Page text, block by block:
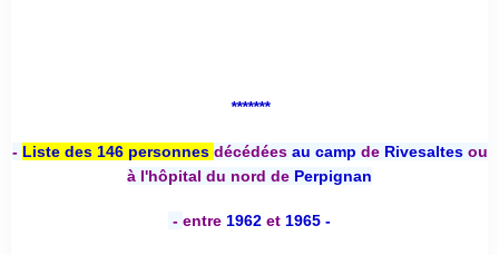
*******
- Liste des 146 personnes décédées au camp deRivesaltesou
à l'hôpital du nord de Perpignan
- entre 1962 et 1965 -